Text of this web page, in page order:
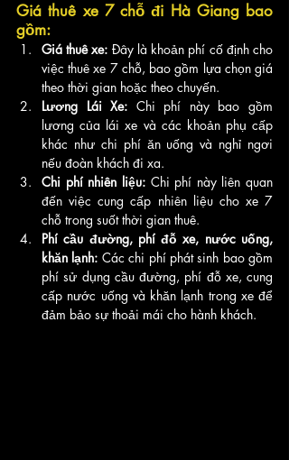
Giá thuê xe 7 chỗ đi Hà Giang bao
gồm:
Giá thuê xe: Đây là khoản phí cố định cho
việc thuê xe 7 chỗ, bao gồm lựa chọn giá
theo thời gian hoặc theo chuyến.
Lương Lái Xe: Chi phí này bao gồm
lương của lái xe và các khoản phụ cấp
khác như chi phí ăn uống và nghỉ ngơi
nếu đoàn khách đi xa.
Chi phí nhiên liệu: Chi phí này liên quan
đến việc cung cấp nhiên liệu cho xe 7
chỗ trong suốt thời gian thuê.
Phí cầu đường, phí đỗ xe, nước uống,
khăn lạnh: Các chi phí phát sinh bao gồm
phí sử dụng cầu đường, phí đỗ xe, cung
cấp nước uống và khăn lạnh trong xe để
đảm bảo sự thoải mái cho hành khách.